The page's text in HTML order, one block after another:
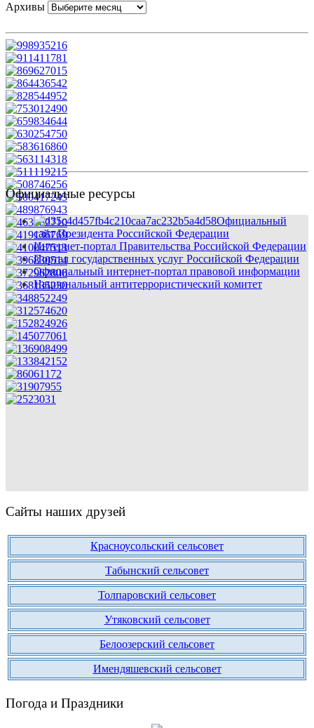
Архивы
Официальные ресурсы
Официальный
сайт Президента Российской Федерации
Интернет-портал Правительства Российской Федерации
Портал государственных услуг Российской Федерации
Официальный интернет-портал правовой информации
Национальный антитеррористический комитет
Сайты наших друзей
Красноусольский сельсовет
Табынский сельсовет
Толпаровский сельсовет
Утяковский сельсовет
Белоозерский сельсовет
Имендяшевский сельсовет
Погода и Праздники